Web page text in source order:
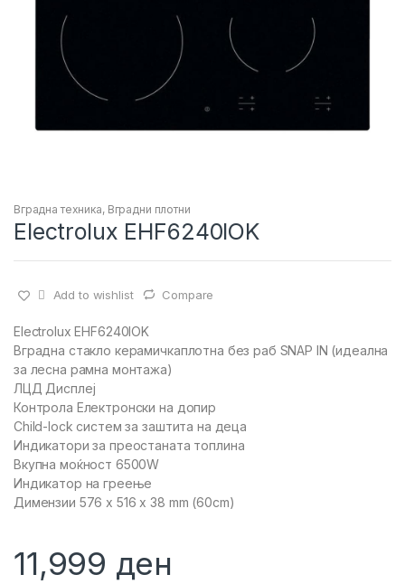
Вградна техника, Вградни плотни
Electrolux EHF6240IOK
Add to wishlist Compare
Electrolux EHF6240IOK
Вградна стакло керамичкаплотна без раб SNAP IN (идеална
за лесна рамна монтажа)
ЛЦД Дисплеј
Контрола Електронски на допир
Child-lock систем за заштита на деца
Индикатори за преостаната топлина
Вкупна моќност 6500W
Индикатор на греење
Димензии 576 x 516 x 38 mm (60cm)
11,999 ден